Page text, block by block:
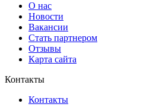
О нас
Новости
Вакансии
Стать партнером
Отзывы
Карта сайта
Контакты
Контакты